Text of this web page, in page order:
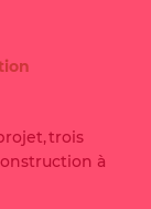
trois
à